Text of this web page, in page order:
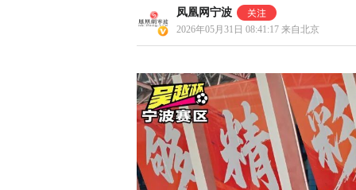
凤凰网宁波
2026年05月31日 08:41:17 来自北京